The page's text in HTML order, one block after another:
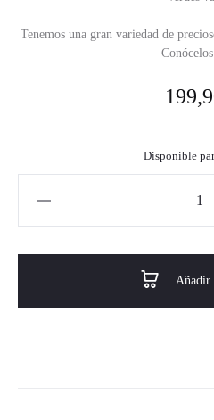
Tenemos una gran variedad de
Conócelos
Disponible
Añadir